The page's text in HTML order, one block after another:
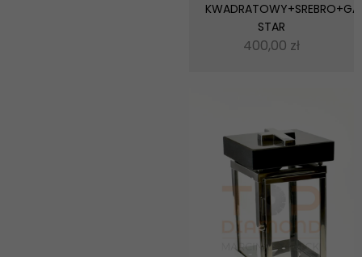
STAR
400,00 zł